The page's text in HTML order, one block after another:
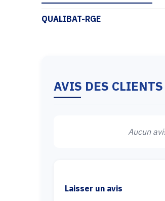
QUALIBAT-RGE
AVIS DES CLIENTS
Aucun
Laisser un avis